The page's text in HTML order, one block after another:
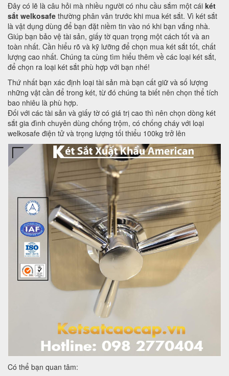
Đây có lẽ là câu hỏi mà nhiều người có nhu cầu sắm một cái két
sắt welkosafe thường phân vân trước khi mua két sắt. Vì két sắt
là vật dụng dùng để bạn đặt niềm tin vào nó khi bạn vắng nhà.
Giúp bạn bảo vệ tài sản, giấy tờ quan trọng một cách tốt và an
toàn nhất. Cần hiểu rõ và kỹ lưỡng để chọn mua két sắt tốt, chất
lượng cao nhất. Chúng ta cùng tìm hiểu thêm về các loại két sắt,
để chọn ra loại két sắt phù hợp với bạn nhé!
Thứ nhất bạn xác định loại tài sản mà bạn cất giữ và số lượng
những vật cần để trong két, từ đó chúng ta biết nên chọn thể tích
bao nhiêu là phù hợp.
Đối với các tài sản và giấy tờ có giá trị cao thì nên chọn dòng két
sắt gia đình chuyên dùng chống trộm, có chống cháy với loại
welkosafe điện tử và trọng lượng tối thiểu 100kg trở lên
Có thể bạn quan tâm: